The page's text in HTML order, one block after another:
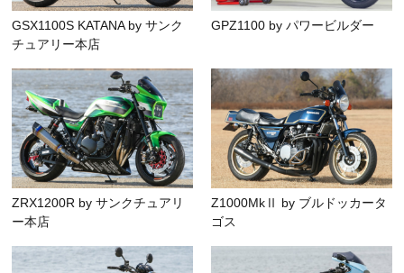
GSX1100S KATANA by サンク
チュアリー本店
GPZ1100 by パワービルダー
ZRX1200R by サンクチュアリ
ー本店
Z1000MkⅡ by ブルドッカータ
ゴス